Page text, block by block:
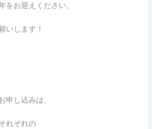
をお迎えください。
いします！
申し込みは、
れぞれの